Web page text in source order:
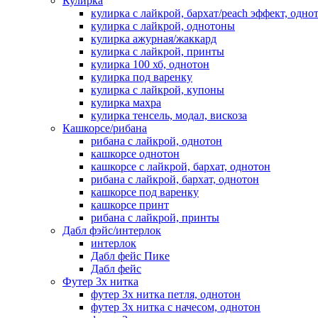
кулирка с лайкрой, бархат/peach эффект,
кулирка с лайкрой, однотоны
кулирка ажурная/жаккард
кулирка с лайкрой, принты
кулирка 100 хб, однотон
кулирка под варенку
кулирка с лайкрой, купоны
кулирка махра
кулирка тенсель, модал, вискоза
Кашкорсе/рибана
рибана с лайкрой, однотон
кашкорсе однотон
кашкорсе с лайкрой, бархат, однотон
рибана с лайкрой, бархат, однотон
кашкорсе под варенку
кашкорсе принт
рибана с лайкрой, принты
Дабл фэйс/интерлок
интерлок
Дабл фейс Пике
Дабл фейс
Футер 3х нитка
футер 3х нитка петля, однотон
футер 3х нитка с начесом, однотон